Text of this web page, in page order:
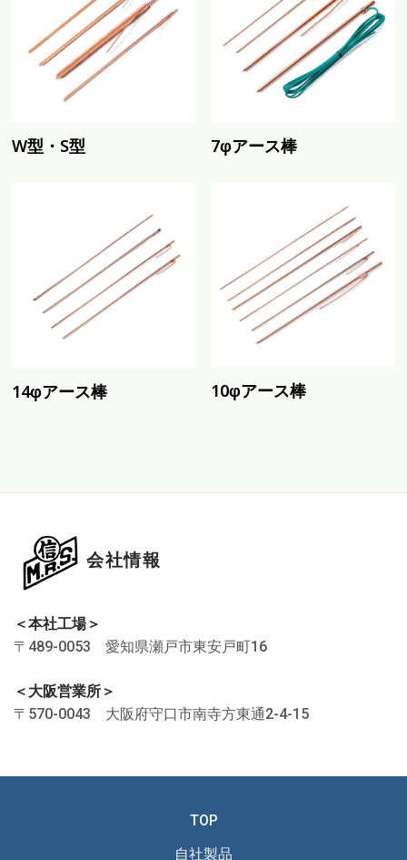
W型・S型 7φアース棒
14φアース棒 10φアース棒
会社情報
＜本社工場＞
〒489-0053 愛知県瀬戸市東安戸町16
＜大阪営業所＞
〒570-0043 大阪府守口市南寺方東通2-4-15
TOP
自社製品